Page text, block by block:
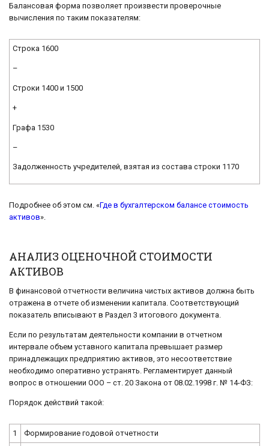
Балансовая форма позволяет произвести проверочные
вычисления по таким показателям:
Строка 1600
–
Строки 1400 и 1500
+
Графа 1530
–
Задолженность учредителей, взятая из состава строки 1170
Подробнее об этом см. «Где в бухгалтерском балансе стоимость
активов».
АНАЛИЗ ОЦЕНОЧНОЙ СТОИМОСТИ
АКТИВОВ
В финансовой отчетности величина чистых активов должна быть
отражена в отчете об изменении капитала. Соответствующий
показатель вписывают в Раздел 3 итогового документа.
Если по результатам деятельности компании в отчетном
интервале объем уставного капитала превышает размер
принадлежащих предприятию активов, это несоответствие
необходимо оперативно устранять. Регламентирует данный
вопрос в отношении ООО – ст. 20 Закона от 08.02.1998 г. № 14-ФЗ:
Порядок действий такой:
1 Формирование годовой отчетности